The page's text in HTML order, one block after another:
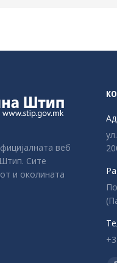
веб
Сите
и околината